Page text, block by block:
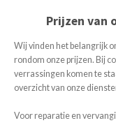
Prijzen van
Wij vinden het belangrijk
rondom onze prijzen. Bij
verrassingen komen te
overzicht van onze
Voor reparatie en